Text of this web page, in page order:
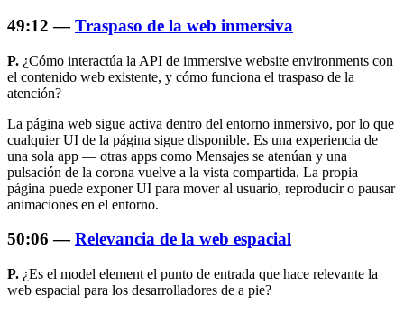
49:12 —Traspaso de la web inmersiva
P. ¿Cómo interactúa la API de immersive website environments con
el contenido web existente, y cómo funciona el traspaso de la
atención?
La página web sigue activa dentro del entorno inmersivo, por lo que
cualquier UI de la página sigue disponible. Es una experiencia de
una sola app — otras apps como Mensajes se atenúan y una
pulsación de la corona vuelve a la vista compartida. La propia
página puede exponer UI para mover al usuario, reproducir o pausar
animaciones en el entorno.
50:06 —Relevancia de la web espacial
P. ¿Es el model element el punto de entrada que hace relevante la
web espacial para los desarrolladores de a pie?